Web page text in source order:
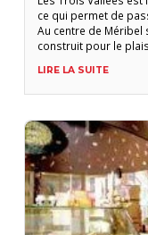
ce qui permet de
Au centre de Méribel
construit pour le
connaisseur sera en
LIRE LA SUITE